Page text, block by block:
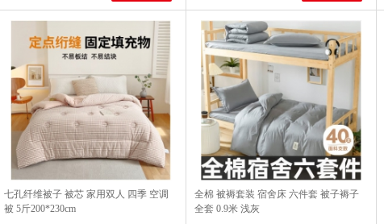
七孔纤维被子 被芯 家用双人 四季 空调
被 5斤200*230cm
全棉 被褥套装 宿舍床 六件套 被子褥子
全套 0.9米 浅灰